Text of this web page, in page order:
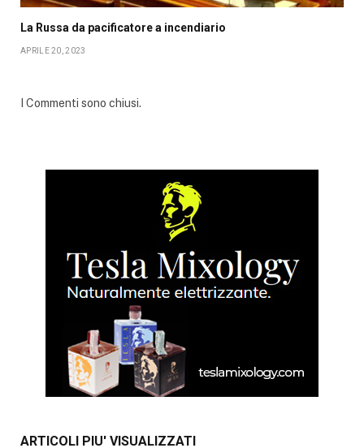
La Russa da pacificatore a incendiario
APRILE 20, 2023
I Commenti sono chiusi.
ARTICOLI PIU' VISUALIZZATI